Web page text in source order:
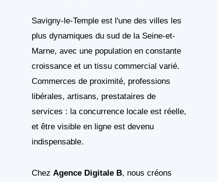
Savigny-le-Temple est l'une des villes les
plus dynamiques du sud de la Seine-et-
Marne, avec une population en constante
croissance et un tissu commercial varié.
Commerces de proximité, professions
libérales, artisans, prestataires de
services : la concurrence locale est réelle,
et être visible en ligne est devenu
indispensable.
Chez Agence Digitale B, nous créons